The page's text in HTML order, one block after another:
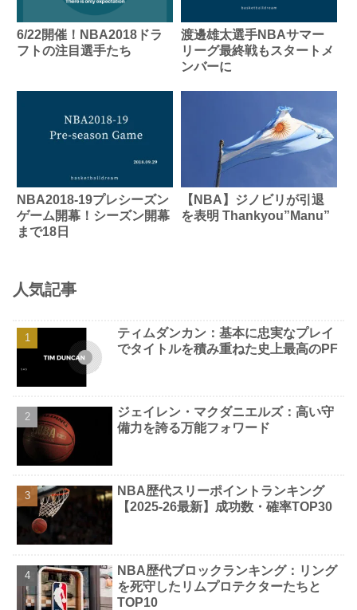
6/22開催！NBA2018ドラ
フトの注目選手たち
渡邊雄太選手NBAサマー
リーグ最終戦もスタートメ
ンバーに
NBA2018-19プレシーズン
ゲーム開幕！シーズン開幕
まで18日
【NBA】ジノビリが引退
を表明 Thankyou”Manu”
人気記事
ティムダンカン：基本に忠実なプレイ
でタイトルを積み重ねた史上最高のPF
ジェイレン・マクダニエルズ：高い守
備力を誇る万能フォワード
NBA歴代スリーポイントランキング
【2025-26最新】成功数・確率TOP30
NBA歴代ブロックランキング：リング
を死守したリムプロテクターたちと
TOP10